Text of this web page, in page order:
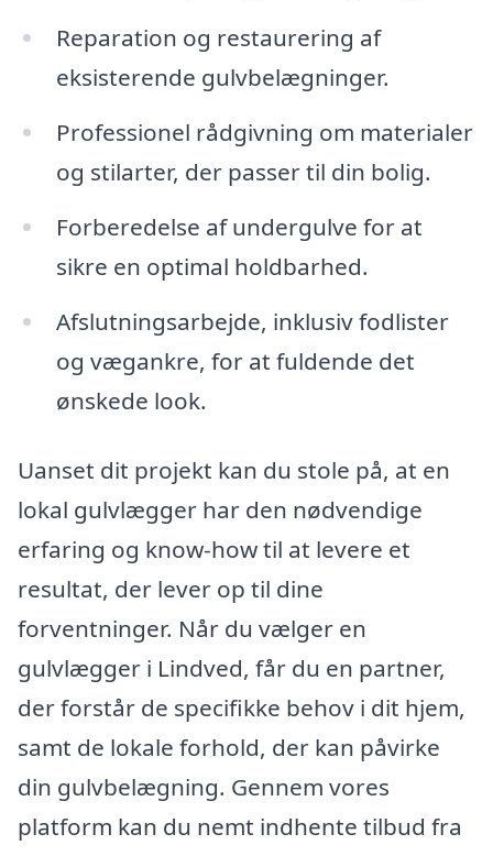
Reparation og restaurering af
eksisterende gulvbelægninger.
Professionel rådgivning om materialer
og stilarter, der passer til din bolig.
Forberedelse af undergulve for at
sikre en optimal holdbarhed.
Afslutningsarbejde, inklusiv fodlister
og vægankre, for at fuldende det
ønskede look.
Uanset dit projekt kan du stole på, at en
lokal gulvlægger har den nødvendige
erfaring og know-how til at levere et
resultat, der lever op til dine
forventninger. Når du vælger en
gulvlægger i Lindved, får du en partner,
der forstår de specifikke behov i dit hjem,
samt de lokale forhold, der kan påvirke
din gulvbelægning. Gennem vores
platform kan du nemt indhente tilbud fra